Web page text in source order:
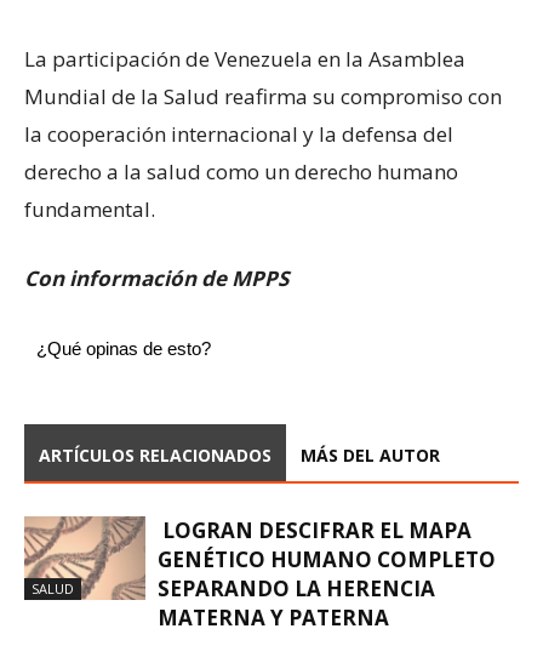
La participación de Venezuela en la Asamblea
Mundial de la Salud reafirma su compromiso con
la cooperación internacional y la defensa del
derecho a la salud como un derecho humano
fundamental.
Con información de MPPS
¿Qué opinas de esto?
ARTÍCULOS RELACIONADOS MÁS DEL AUTOR
SALUD
LOGRAN DESCIFRAR EL MAPA
GENÉTICO HUMANO COMPLETO
SEPARANDO LA HERENCIA
MATERNA Y PATERNA